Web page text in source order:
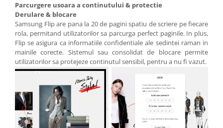
Parcurgere usoara a continutului & protectie
Derulare & blocare
Samsung Flip are pana la 20 de pagini spatiu de scriere pe fiecare
rola, permitand utilizatorilor sa parcurga perfect paginile. In plus,
Flip se asigura ca informatiile confidentiale ale sedintei raman in
mainile corecte. Sistemul sau consolidat de blocare permite
utilizatorilor sa protejeze continutul sensibil, pentru a nu fi vazut.